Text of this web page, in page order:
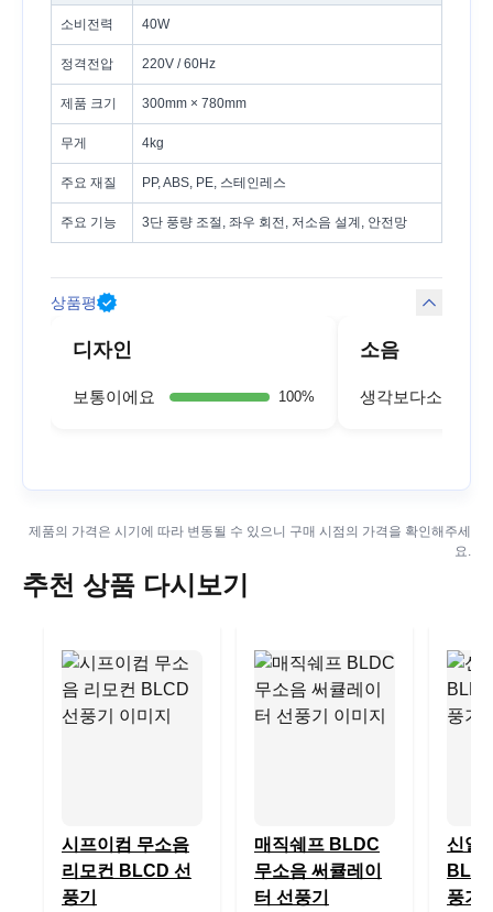
소비전력 40W
정격전압 220V / 60Hz
제품 크기 300mm × 780mm
무게 4kg
주요 재질 PP, ABS, PE, 스테인레스
주요 기능 3단 풍량 조절, 좌우 회전, 저소음 설계, 안전망
상품평
디자인
보통이에요 100%
소음
생각보다소리가
제품의 가격은 시기에 따라 변동될 수 있으니 구매 시점의 가격을 확인해주세
요.
추천 상품 다시보기
시프이컴 무소음
리모컨 BLCD 선
풍기
매직쉐프 BLDC
무소음 써큘레이
터 선풍기
신일
풍기